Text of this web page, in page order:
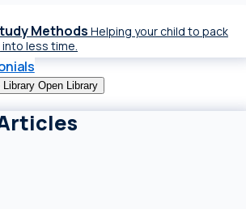
Methods Helping your child to pack
less time.
Library Open Library